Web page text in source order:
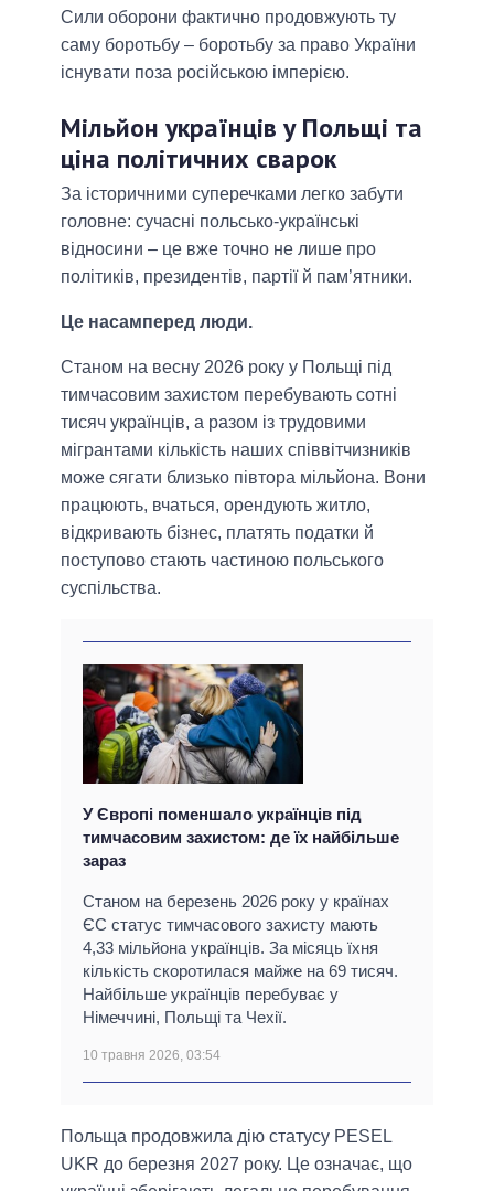
Сили оборони фактично продовжують ту
саму боротьбу – боротьбу за право України
існувати поза російською імперією.
Мільйон українців у Польщі та
ціна політичних сварок
За історичними суперечками легко забути
головне: сучасні польсько-українські
відносини – це вже точно не лише про
політиків, президентів, партії й пам’ятники.
Це насамперед люди.
Станом на весну 2026 року у Польщі під
тимчасовим захистом перебувають сотні
тисяч українців, а разом із трудовими
мігрантами кількість наших співвітчизників
може сягати близько півтора мільйона. Вони
працюють, вчаться, орендують житло,
відкривають бізнес, платять податки й
поступово стають частиною польського
суспільства.
У Європі поменшало українців під
тимчасовим захистом: де їх найбільше
зараз
Станом на березень 2026 року у країнах
ЄС статус тимчасового захисту мають
4,33 мільйона українців. За місяць їхня
кількість скоротилася майже на 69 тисяч.
Найбільше українців перебуває у
Німеччині, Польщі та Чехії.
10 травня 2026, 03:54
Польща продовжила дію статусу PESEL
UKR до березня 2027 року. Це означає, що